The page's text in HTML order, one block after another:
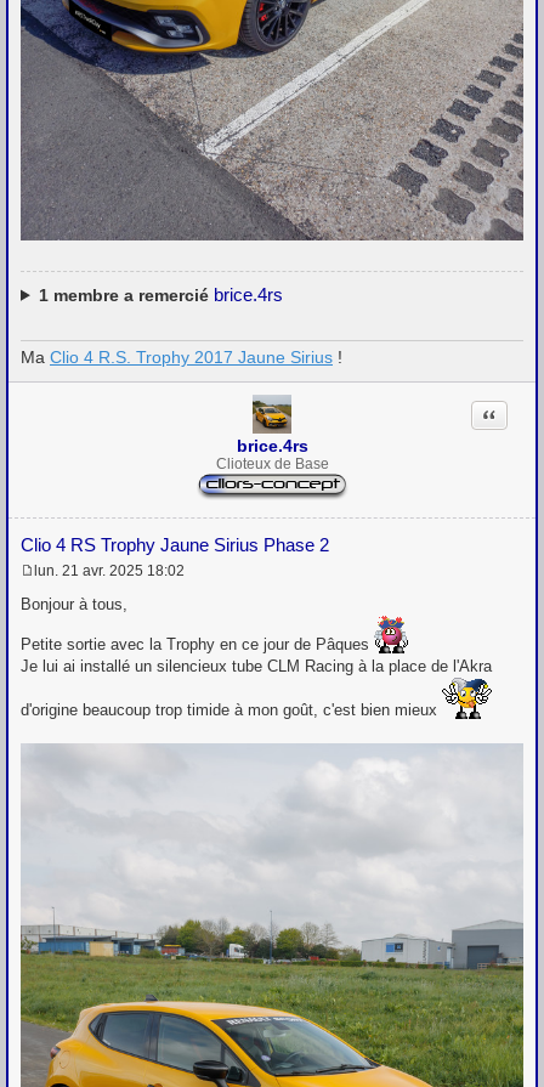
1membre a remercié brice.4rs
Ma Clio 4 R.S. Trophy 2017 Jaune Sirius !
brice.4rs
Clioteux de Base
Clio 4 RS Trophy Jaune Sirius Phase 2
Citation
e
a
g
lun. 21 avr. 2025 18:02
Bonjour à tous,
Petite sortie avec la Trophy en ce jour de Pâques
Je lui ai installé un silencieux tube CLM Racing à la place de l'Akra
d'origine beaucoup trop timide à mon goût, c'est bien mieux